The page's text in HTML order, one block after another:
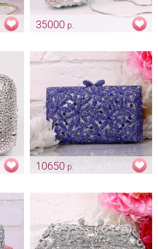
35000 р.
10650 р.